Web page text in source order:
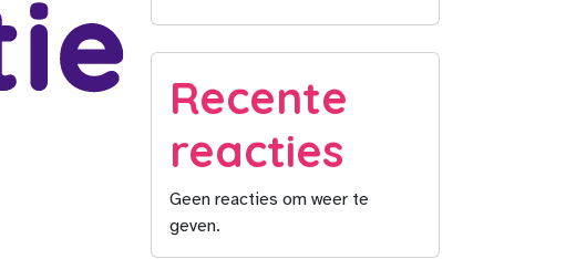
Recente
reacties
Geen reacties om weer te
geven.